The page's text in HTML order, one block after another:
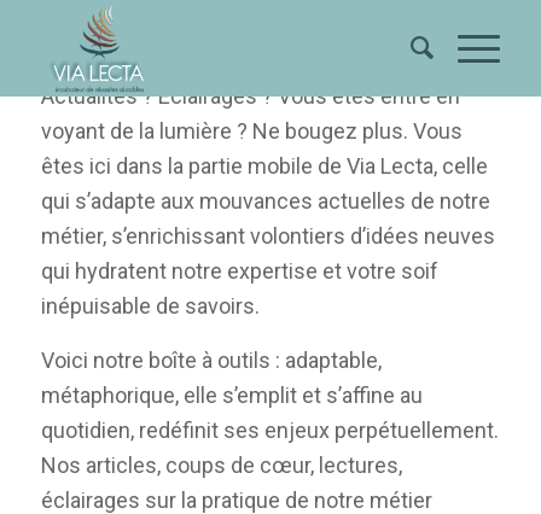
Actualités ? Eclairages ? Vous êtes entré en
voyant de la lumière ? Ne bougez plus. Vous
êtes ici dans la partie mobile de Via Lecta, celle
qui s’adapte aux mouvances actuelles de notre
métier, s’enrichissant volontiers d’idées neuves
qui hydratent notre expertise et votre soif
inépuisable de savoirs.
Voici notre boîte à outils : adaptable,
métaphorique, elle s’emplit et s’affine au
quotidien, redéfinit ses enjeux perpétuellement.
Nos articles, coups de cœur, lectures,
éclairages sur la pratique de notre métier